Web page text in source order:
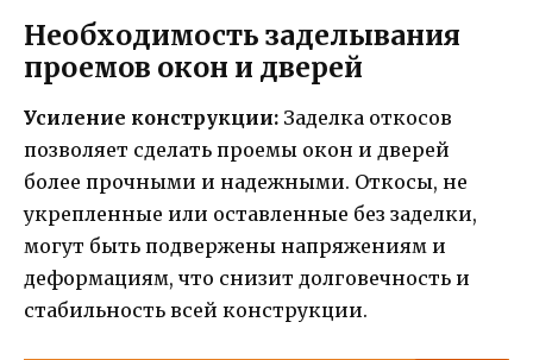
Необходимость заделывания
проемов окон и дверей
Усиление конструкции: Заделка откосов
позволяет сделать проемы окон и дверей
более прочными и надежными. Откосы, не
укрепленные или оставленные без заделки,
могут быть подвержены напряжениям и
деформациям, что снизит долговечность и
стабильность всей конструкции.